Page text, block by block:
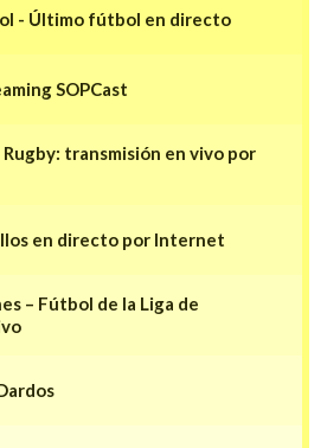
- Último fútbol en directo
SOPCast
transmisión en vivo por
en directo por Internet
– Fútbol de la Liga de